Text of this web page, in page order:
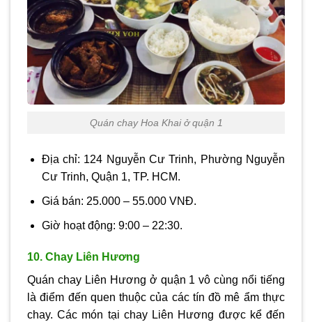
Quán chay Hoa Khai ở quận 1
Địa chỉ: 124 Nguyễn Cư Trinh, Phường Nguyễn
Cư Trinh, Quận 1, TP. HCM.
Giá bán: 25.000 – 55.000 VNĐ.
Giờ hoạt động: 9:00 – 22:30.
10. Chay Liên Hương
Quán chay Liên Hương ở quận 1 vô cùng nổi tiếng
là điểm đến quen thuộc của các tín đồ mê ẩm thực
chay. Các món tại chay Liên Hương được kể đến